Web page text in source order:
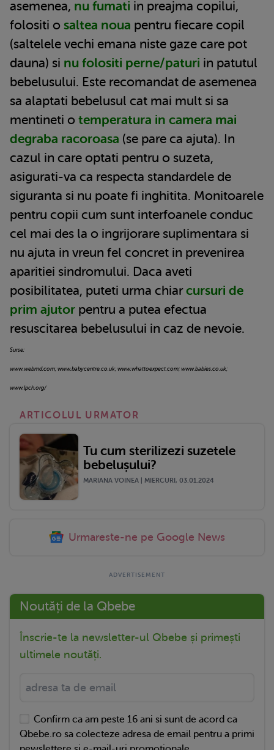
asemenea, nu fumati in preajma copilui,
folositi o saltea noua pentru fiecare copil
(saltelele vechi emana niste gaze care pot
dauna) si nu folositi perne/paturi in patutul
bebelusului. Este recomandat de asemenea
sa alaptati bebelusul cat mai mult si sa
mentineti o temperatura in camera mai
degraba racoroasa (se pare ca ajuta). In
cazul in care optati pentru o suzeta,
asigurati-va ca respecta standardele de
siguranta si nu poate fi inghitita. Monitoarele
pentru copii cum sunt interfoanele conduc
cel mai des la o ingrijorare suplimentara si
nu ajuta in vreun fel concret in prevenirea
aparitiei sindromului. Daca aveti
posibilitatea, puteti urma chiarcursuri de
prim ajutor pentru a putea efectua
resuscitarea bebelusului in caz de nevoie.
Surse:
www.webmd.com; www.babycentre.co.uk; www.whattoexpect.com; www.babies.co.uk;
www.lpch.org/
ARTICOLUL URMATOR
Tu cum sterilizezi suzetele
bebelușului?
MARIANA VOINEA | MIERCURI, 03.01.2024
Urmareste-ne pe Google News
Noutăți de la Qbebe
Înscrie-te la newsletter-ul Qbebe și primești
ultimele noutăți.
Confirm ca am peste 16 ani si sunt de acord ca
Qbebe.ro sa colecteze adresa de email pentru a primi